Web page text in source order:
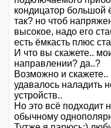
кондицатор большой
так? но чтоб
высокое, надо его
есть ёмкасть плюс
И что вы скажете..
направлении? да..?
Возможно и
удавалось наладить
устройств..
Но это всё подходит
обычному